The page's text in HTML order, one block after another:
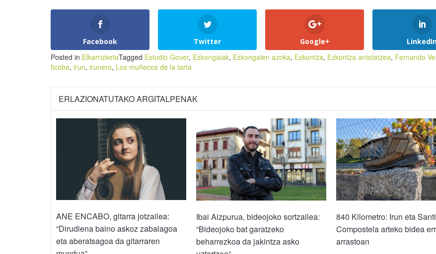
Facebook Twitter Google+
Posted in ElkarrizketaTagged Estudio Gover, Ezkongaiak, Ezkongaien azoka, Ezkontza, Ezkontza antolatzea, Fernando
ficoba, irun, irunero, Los muñecos de la tarta
ERLAZIONATUTAKO ARGITALPENAK
ANE ENCABO, gitarra jotzailea:
“Dirudiena baino askoz zabalagoa
eta aberatsagoa da gitarraren
Ibai Aizpurua, bideojoko sortzailea:
“Bideojoko bat garatzeko
beharrezkoa da jakintza asko
840 Kilometro: Irun eta
Compostela arteko bidea
arrastoan